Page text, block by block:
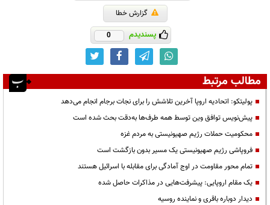
گزارش خطا
پسندیدم 0
مطالب مرتبط
پولیتکو: اتحادیه اروپا آخرین تلاشش را برای نجات برجام انجام می‌دهد
پیش‌نویس توافق وین توسط همه طرف‌ها به‌دقت بحث شده است
محکومیت حملات رژیم صهیونیستی به مردم غزه
فروپاشی رژیم صهیونیستی یک مسیر بدون بازگشت است
تمام محور مقاومت در اوج آمادگی برای مقابله با اسرائیل هستند
یک مقام اروپایی: پیشرفت‌هایی در مذاکرات حاصل شده
دیدار دوباره باقری و نماینده روسیه